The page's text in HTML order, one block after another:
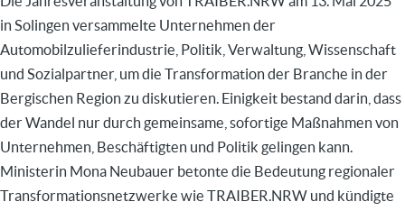
in Solingen versammelte Unternehmen der
Automobilzulieferindustrie, Politik, Verwaltung, Wissenschaft
und Sozialpartner, um die Transformation der Branche in der
Bergischen Region zu diskutieren. Einigkeit bestand darin, dass
der Wandel nur durch gemeinsame, sofortige Maßnahmen von
Unternehmen, Beschäftigten und Politik gelingen kann.
Ministerin Mona Neubauer betonte die Bedeutung regionaler
Transformationsnetzwerke wie TRAIBER.NRW und kündigte